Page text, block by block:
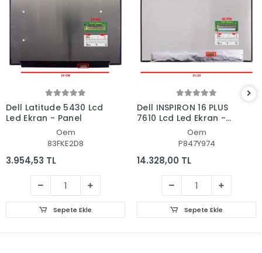
Dell Latitude 5430 Lcd
Led Ekran - Panel
Oem
83FKE2D8
3.954,53 TL
Sepete Ekle
Dell INSPIRON 16 PLUS
7610 Lcd Led Ekran -
Oem
P847Y974
14.328,00 TL
Sepete Ekle